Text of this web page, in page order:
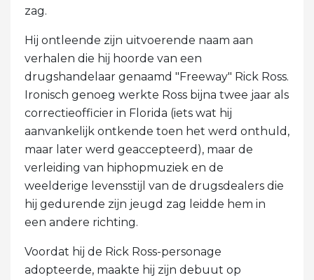
zag.
Hij ontleende zijn uitvoerende naam aan
verhalen die hij hoorde van een
drugshandelaar genaamd "Freeway" Rick Ross.
Ironisch genoeg werkte Ross bijna twee jaar als
correctieofficier in Florida (iets wat hij
aanvankelijk ontkende toen het werd onthuld,
maar later werd geaccepteerd), maar de
verleiding van hiphopmuziek en de
weelderige levensstijl van de drugsdealers die
hij gedurende zijn jeugd zag leidde hem in
een andere richting.
Voordat hij de Rick Ross-personage
adopteerde, maakte hij zijn debuut op